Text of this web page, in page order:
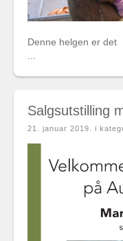
Denne helgen er det
Salgsutstilling
21. januar 2019 . i